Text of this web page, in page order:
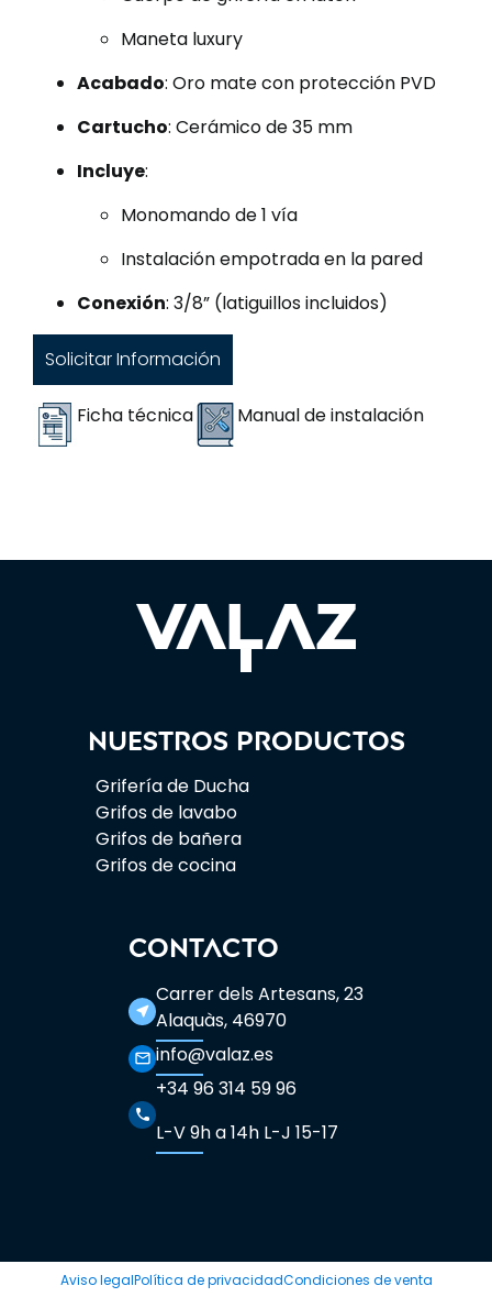
Maneta luxury
Acabado: Oro mate con protección PVD
Cartucho: Cerámico de 35 mm
Incluye:
Monomando de 1 vía
Instalación empotrada en la pared
Conexión: 3/8” (latiguillos incluidos)
Solicitar Información
Ficha técnica Manual de instalación
Nuestros productos
Grifería de Ducha
Grifos de lavabo
Grifos de bañera
Grifos de cocina
CONTACTO
near_me
Carrer dels Artesans, 23
Alaquàs, 46970
mail_outline info@valaz.es
phone
+34 96 314 59 96
L-V 9h a 14h L-J 15-17
Aviso legalPolítica de privacidadCondiciones de venta